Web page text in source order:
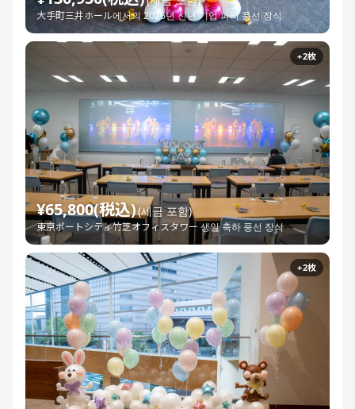
大手町三井ホール에서의 2026년 신년 기업 파티 풍선 장식
+2枚
¥65,800(税込)(세금 포함)
東京ポートシティ竹芝オフィスタワー 생일 축하 풍선 장식
+2枚